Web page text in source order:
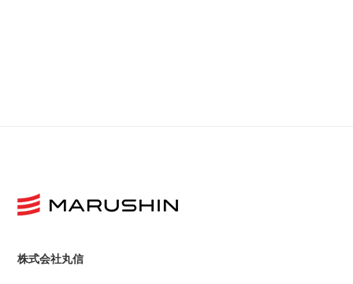
株式会社丸信